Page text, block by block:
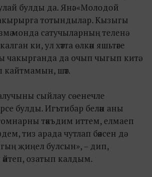
булды да. Янә: «Молодой
тотындылар. Кызыгы
монда сатучыларның теленә
ки, ул хәтта өлкән яшьтәге
чакырганда да очып чыгып китә.
кайтмамын, шәт.
сыйлау сөенечле
булды. Игътибар белән аны
тәкъдим иттем, елмаеп
тиз арада чутлап бәясен дә
җиңел булсын», – дип,
озатып калдым.